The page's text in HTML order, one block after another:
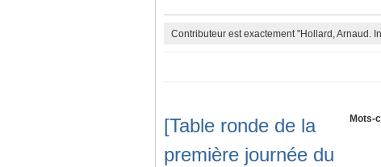
Contributeur est exactement "Hollard, Arnaud.
[Table ronde de la
première journée du
Mots-